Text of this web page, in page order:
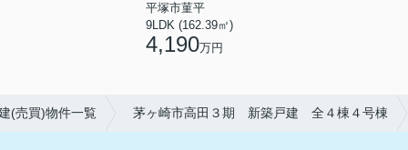
平塚市菫平
9LDK (162.39㎡)
4,190万円
(売買)物件一覧 茅ヶ崎市高田３期 新築戸建 全４棟４号棟